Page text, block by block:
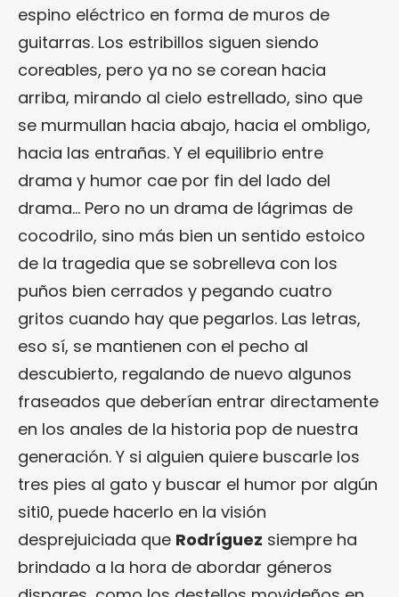
espino eléctrico en forma de muros de
guitarras. Los estribillos siguen siendo
coreables, pero ya no se corean hacia
arriba, mirando al cielo estrellado, sino que
se murmullan hacia abajo, hacia el ombligo,
hacia las entrañas. Y el equilibrio entre
drama y humor cae por fin del lado del
drama… Pero no un drama de lágrimas de
cocodrilo, sino más bien un sentido estoico
de la tragedia que se sobrelleva con los
puños bien cerrados y pegando cuatro
gritos cuando hay que pegarlos. Las letras,
eso sí, se mantienen con el pecho al
descubierto, regalando de nuevo algunos
fraseados que deberían entrar directamente
en los anales de la historia pop de nuestra
generación. Y si alguien quiere buscarle los
tres pies al gato y buscar el humor por algún
siti0, puede hacerlo en la visión
desprejuiciada que Rodríguez siempre ha
brindado a la hora de abordar géneros